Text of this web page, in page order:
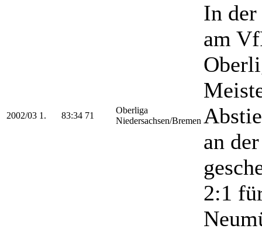
2002/03 1. 83:34 71
Oberliga
Niedersachsen/Bremen
In
am
an
2:1